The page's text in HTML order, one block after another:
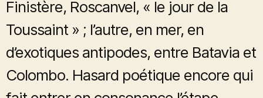
Finistère, Roscanvel, « le jour de la
Toussaint » ; l’autre, en mer, en
d’exotiques antipodes, entre Batavia et
Colombo. Hasard poétique encore qui